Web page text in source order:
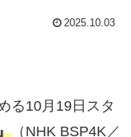
2025.10.03
る10月19日スタ
（NHK BSP4K／